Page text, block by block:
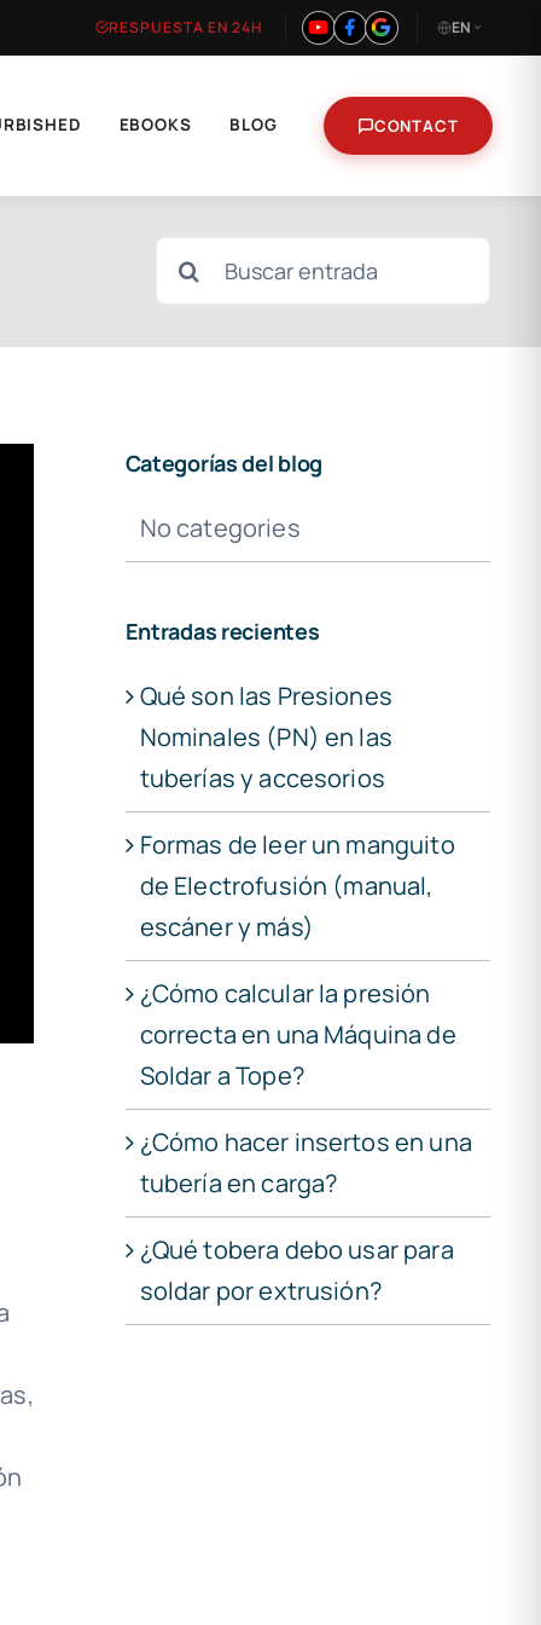
RESPUESTA EN 24H EN
EBOOKS BLOG CONTACT
Search
for:
Categorías del blog
No categories
Entradas recientes
Qué son las Presiones
Nominales (PN) en las
tuberías y accesorios
Formas de leer un manguito
de Electrofusión (manual,
escáner y más)
¿Cómo calcular la presión
correcta en una Máquina de
Soldar a Tope?
¿Cómo hacer insertos en una
tubería en carga?
¿Qué tobera debo usar para
soldar por extrusión?